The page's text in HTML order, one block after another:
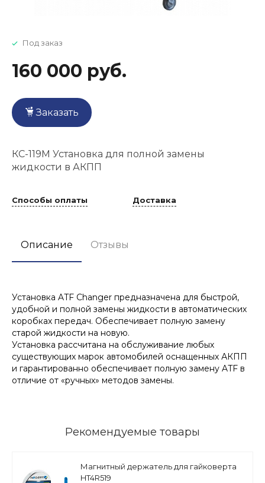
Под заказ
160 000 руб.
Заказать
КС-119М Установка для полной замены
жидкости в АКПП
Способы оплаты Доставка
Описание Отзывы
Установка ATF Changer предназначена для быстрой,
удобной и полной замены жидкости в автоматических
коробках передач. Обеспечивает полную замену
старой жидкости на новую.
Установка рассчитана на обслуживание любых
существующих марок автомобилей оснащенных АКПП
и гарантированно обеспечивает полную замену ATF в
отличие от «ручных» методов замены.
Рекомендуемые товары
Магнитный держатель для гайковерта
HT4R519